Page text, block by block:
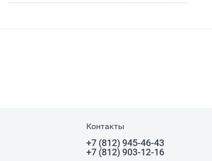
Контакты
+7 (812) 945-46-43
+7 (812) 903-12-16